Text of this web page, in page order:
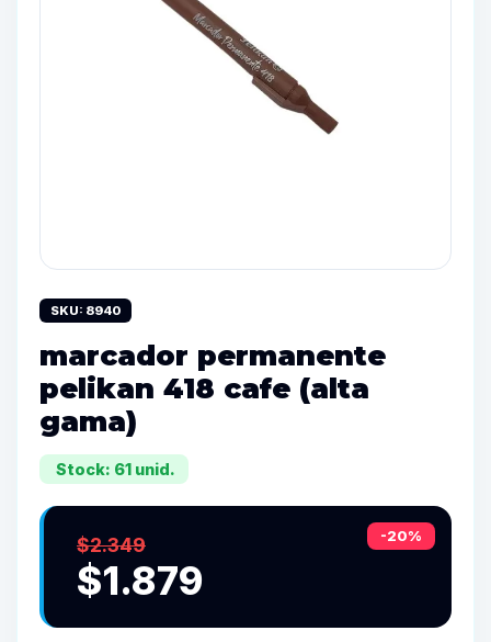
SKU: 8940
marcador permanente
pelikan 418 cafe (alta
gama)
Stock: 61 unid.
-20%
$2.349
$1.879